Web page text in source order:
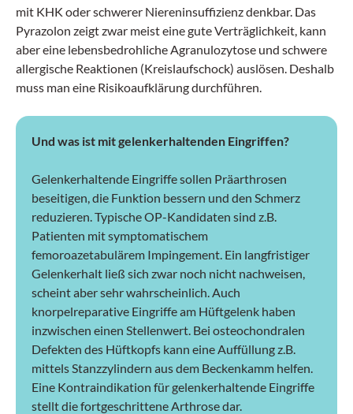
mit KHK oder schwerer Niereninsuffizienz denkbar. Das
Pyrazolon zeigt zwar meist eine gute Verträglichkeit, kann
aber eine lebensbedrohliche Agranulozytose und schwere
allergische Reaktionen (Kreislaufschock) auslösen. Deshalb
muss man eine Risikoaufklärung durchführen.
Und was ist mit gelenkerhaltenden Eingriffen?
Gelenkerhaltende Eingriffe sollen Präarthrosen
beseitigen, die Funktion bessern und den Schmerz
reduzieren. Typische OP-Kandidaten sind z.B.
Patienten mit symptomatischem
femoroazetabulärem Impingement. Ein langfristiger
Gelenkerhalt ließ sich zwar noch nicht nachweisen,
scheint aber sehr wahrscheinlich. Auch
knorpelreparative Eingriffe am Hüftgelenk haben
inzwischen einen Stellenwert. Bei osteochondralen
Defekten des Hüftkopfs kann eine Auffüllung z.B.
mittels Stanzzylindern aus dem Beckenkamm helfen.
Eine Kontraindikation für gelenkerhaltende Eingriffe
stellt die fortgeschrittene Arthrose dar.